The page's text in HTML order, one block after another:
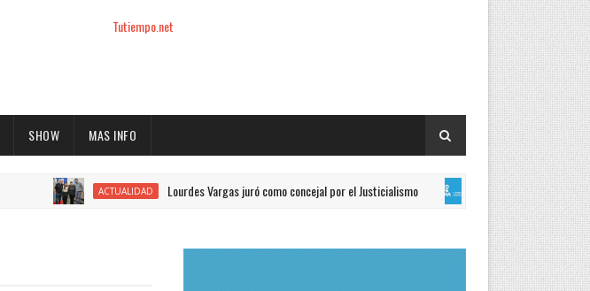
Tutiempo.net
SHOW MAS INFO
ACTUALIDAD Lourdes Vargas juró como concejal por el Justicialismo GENERALES Formosa